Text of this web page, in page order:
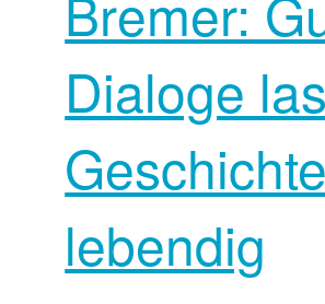
Dialoge
lebendig